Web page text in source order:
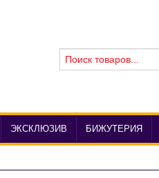
ЭКСКЛЮЗИВ БИЖУТЕРИЯ